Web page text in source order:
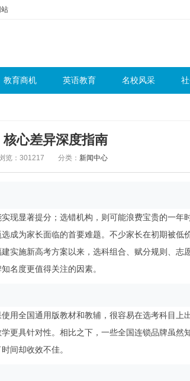
教育商机 英语教育 名校风采
心差异深度指南
览：301217 分类： 新闻中心
现显著提分；选错机构，则可能浪费宝贵的一年
成为家长面临的首要难题。不少家长在初期被低
实施新高考方案以来，选科组合、赋分规则、志
名度更值得关注的因素。
用全国通用版教材和教辅，很容易在选考科目上
更具针对性。相比之下，一些全国连锁品牌虽然
间却收效不佳。